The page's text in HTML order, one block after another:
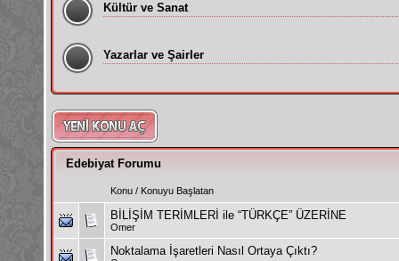
Kültür ve Sanat
Yazarlar ve Şairler
Edebiyat Forumu
Konu / Konuyu Başlatan
BİLİŞİM TERİMLERİ ile “TÜRKÇE” ÜZERİNE
Omer
Noktalama İşaretleri Nasıl Ortaya Çıktı?